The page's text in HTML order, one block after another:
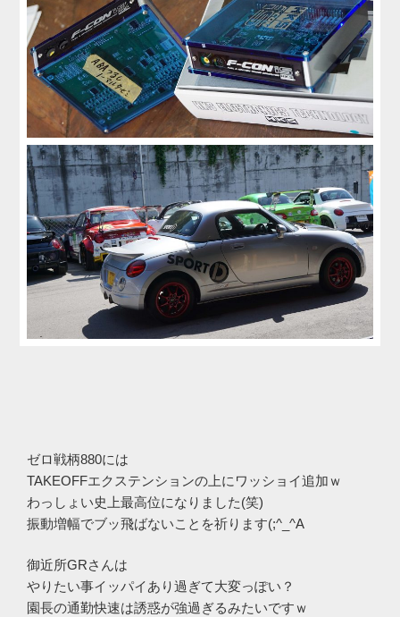
ゼロ戦柄880には
TAKEOFFエクステンションの上にワッショイ追加ｗ
わっしょい史上最高位になりました(笑)
振動増幅でブッ飛ばないことを祈ります(;^_^A
御近所GRさんは
やりたい事イッパイあり過ぎて大変っぽい？
園長の通勤快速は誘惑が強過ぎるみたいですｗ